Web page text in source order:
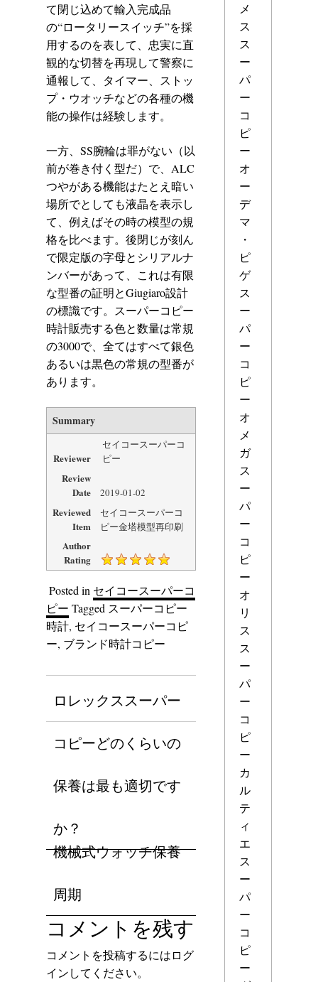
て閉じ込めて輸入完成品
の“ロータリースイッチ”を採
用するのを表して、忠実に直
観的な切替を再現して警察に
通報して、タイマー、ストッ
プ・ウオッチなどの各種の機
能の操作は経験します。
一方、SS腕輪は罪がない（以
前が巻き付く型だ）で、ALC
つやがある機能はたとえ暗い
場所でとしても液晶を表示し
て、例えばその時の模型の規
格を比べます。後閉じが刻ん
で限定版の字母とシリアルナ
ンバーがあって、これは有限
な型番の証明とGiugiaro設計
の標識です。スーパーコピー
時計販売する色と数量は常規
の3000で、全てはすべて銀色
あるいは黒色の常規の型番が
あります。
Summary
Reviewer
セイコースーパーコ
ピー
Review
Date
2019-01-02
Reviewed
Item
セイコースーパーコ
ピー金塔模型再印刷
Author
Rating
Posted in セイコースーパーコ
ピー Tagged スーパーコピー
時計, セイコースーパーコピ
ー, ブランド時計コピー
ロレックススーパー
コピーどのくらいの
保養は最も適切です
か？
機械式ウォッチ保養
周期
コメントを残す
コメントを投稿するにはログ
インしてください。
メ
ス
ス
ー
パ
ー
コ
ピ
ー
オ
ー
デ
マ
・
ピ
ゲ
ス
ー
パ
ー
コ
ピ
ー
オ
メ
ガ
ス
ー
パ
ー
コ
ピ
ー
オ
リ
ス
ス
ー
パ
ー
コ
ピ
ー
カ
ル
テ
ィ
エ
ス
ー
パ
ー
コ
ピ
ー